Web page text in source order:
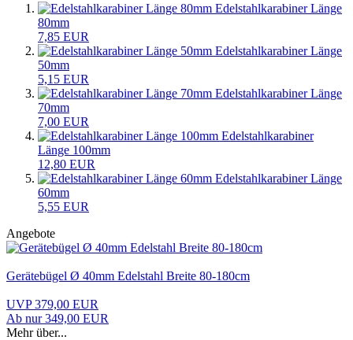
Edelstahlkarabiner Länge
80mm
7,85 EUR
Edelstahlkarabiner Länge
50mm
5,15 EUR
Edelstahlkarabiner Länge
70mm
7,00 EUR
Edelstahlkarabiner
Länge 100mm
12,80 EUR
Edelstahlkarabiner Länge
60mm
5,55 EUR
Angebote
Gerätebügel Ø 40mm Edelstahl Breite 80-180cm
UVP 379,00 EUR
Ab nur 349,00 EUR
Mehr über...